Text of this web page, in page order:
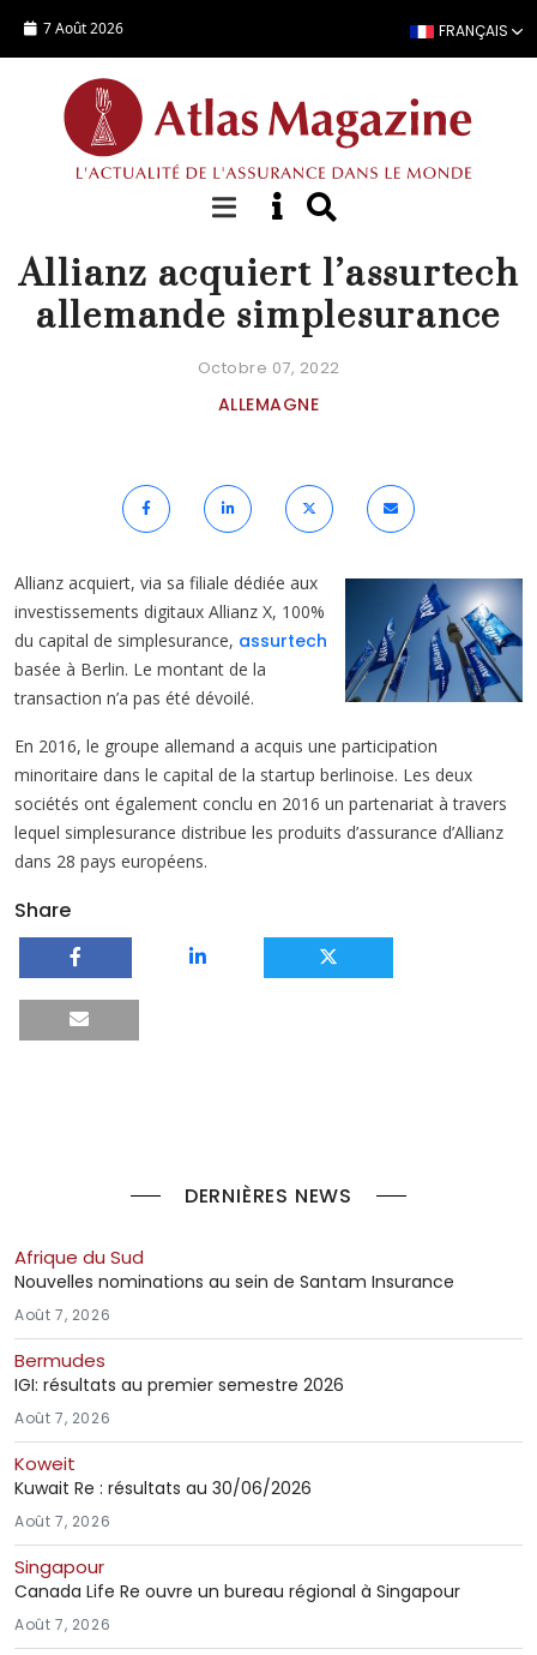
7 Août 2026 FRANÇAIS
ACTUALITÉ
Allianz acquiert l’assurtech
allemande simplesurance
Octobre 07, 2022
ALLEMAGNE
Allianz acquiert, via sa filiale dédiée aux
investissements digitaux Allianz X, 100%
du capital de simplesurance, assurtech
basée à Berlin. Le montant de la
transaction n’a pas été dévoilé.
En 2016, le groupe allemand a acquis une participation
minoritaire dans le capital de la startup berlinoise. Les deux
sociétés ont également conclu en 2016 un partenariat à travers
lequel simplesurance distribue les produits d’assurance d’Allianz
dans 28 pays européens.
Share
DERNIÈRES NEWS
Afrique du Sud
Nouvelles nominations au sein de Santam Insurance
Août 7, 2026
Bermudes
IGI: résultats au premier semestre 2026
Août 7, 2026
Koweit
Kuwait Re : résultats au 30/06/2026
Août 7, 2026
Singapour
Canada Life Re ouvre un bureau régional à Singapour
Août 7, 2026